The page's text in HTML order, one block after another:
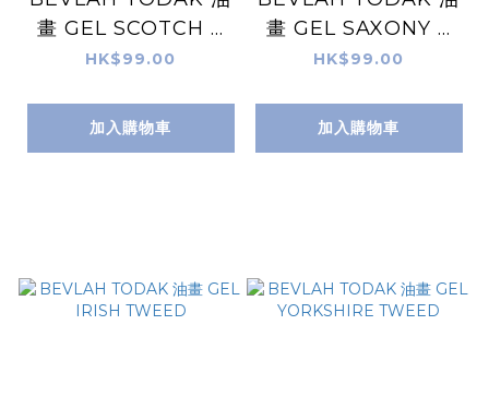
畫 GEL SCOTCH T
WEED
HK$99.00
加入購物車
畫 GEL SAXONY T
WEED
HK$99.00
加入購物車